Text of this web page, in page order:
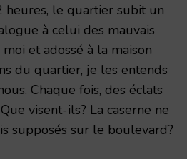
heures, le quartier subit un
à celui des mauvais
et adossé à la maison
du quartier, je les entends
Chaque fois, des éclats
visent-ils? La caserne ne
supposés sur le boulevard?